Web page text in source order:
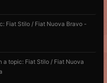
Fiat Stilo / Fiat Nuova Bravo -
a topic: Fiat Stilo / Fiat Nuova